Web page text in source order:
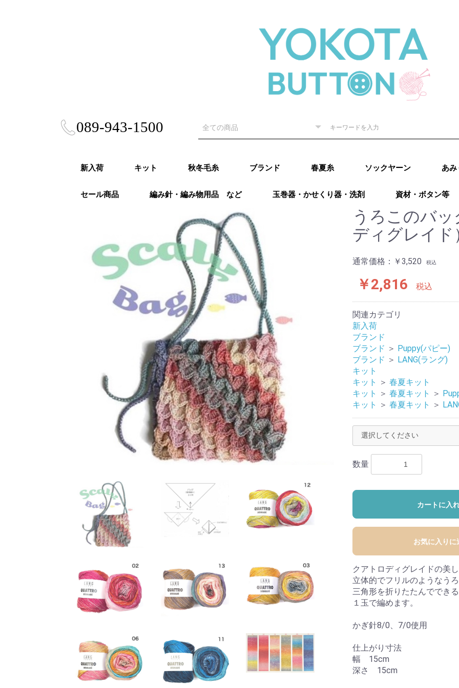
089-943-1500
新入荷 キット
秋冬キット Puppy (パピー)
DARUMA（ダルマ）
RICHMORE（リッチ
ハマナカ
ダイヤモンド毛糸
NASKA（ナスカ）
LANG（ラング）
Katia（カティア）
オリムパス
春夏キット Puppy (パピー)
DARUMA（ダルマ）
RICHMORE（リッチ
ハマナカ
ダイヤモンド毛糸
LANG(ラング)
あみぐるみ・雑貨
風工房キット
東海えりかキット
ビヨンドザリーフ
秋冬毛糸
Puppy (パピー) 秋
RICHMORE（リッチ
DARUMA（ダルマ）
ハマナカ 秋冬
NASKA（内藤商
ダイヤモンド毛糸
ニッケビクター 秋
スキー（元廣）秋冬
オリムパス 秋冬
LANG（ラング）秋
Katia（カティア）
Opal（オパール）秋
REGIA（レギア）秋
PRO LANA（プロラ
Woolly Hugs（ウー
malabrigo（マラブ
ROWAN (ローワ
alize (アリゼ）秋冬
Knit Pro（ニットプ
Urthyarns（アース
LAINES du
ノール）秋冬
DMC
ブランド
Puppy(パピー)
RICHMORE(リッチ
DARUMA(ダルマ)
ハマナカ
NASKA（内藤商
ダイヤモンド毛糸
ニッケビクター
スキー（元廣)
オリムパス
メルヘンアート
アトリエksk
LANG(ラング)
Katia（カティア）
Opal(オパール)
REGIA（レギア）
PRO LANA（プロラ
Woolly Hugs（ウー
malabrigo(マラブ
ROWAN(ローワン）
alize(アリゼ）
Urthyarns（アース
LAINES du
ノード）
BEYOND THE
リーフ）
addi（アディ）
LYKKE（リッケ）
クロバー
チューリップ
Knit pro（ニットプ
LANTERNMOON（ラ
Prym（プリム）
日本ヴォーグ社
タカギ繊維
春夏糸
Puppy (パピー)春夏
RICHMORE（リッチ
DARUMA（ダルマ）
ハマナカ 春夏
NASKA（ナスカ）
ダイヤモンド毛糸
ニッケビクター 春
スキー（元廣）春夏
メルヘンアート 春
LANG（ラング）春
Katia（カティア）
Opal（オパール）春
REGIA（レギア）春
PRO LANA（プロラ
malabrigo（マラブ
ROWAN (ローワ
alize (アリゼ）春夏
Urthyarns（アース
DMC
タカギ繊維
ソックヤーン あみ
エ
ル
な
そ
セール商品 編み針・編み物用品 など
4本針・５本針
輪針セット
かぎ針セット
編み物用品
ゲージメジャー・製図用
玉巻器・かせくり器・洗剤 資材・ボタン等
うろこのバ
ディグレイ
通常価格： ￥3,520 税込
￥2,816 税込
関連カテゴリ
新入荷
ブランド
ブランド ＞ Puppy(パピー)
ブランド ＞ LANG(ラング)
キット
キット
＞ 春夏キット
キット
＞ 春夏キット ＞
キット
＞ 春夏キット ＞
数量
カートに入
お気に入りに
クアトロディグレイドの美
立体的でフリルのようなう
三角形を折りたたんででき
１玉で編めます。
かぎ針8/0、7/0使用
仕上がり寸法
幅 15cm
深さ 15cm